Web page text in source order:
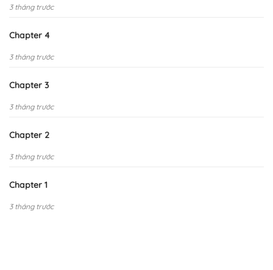
3 tháng trước
Chapter 4
3 tháng trước
Chapter 3
3 tháng trước
Chapter 2
3 tháng trước
Chapter 1
3 tháng trước